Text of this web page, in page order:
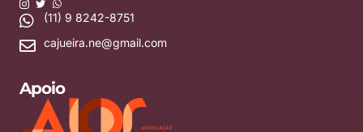
(11) 9 8242-8751
cajueira.ne@gmail.com
Apoio